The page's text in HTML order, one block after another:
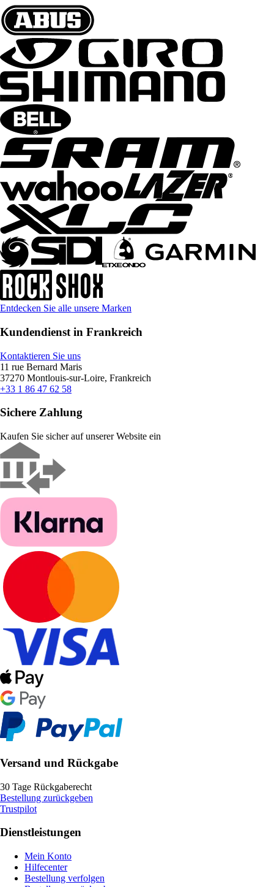
Entdecken Sie alle unsere Marken
Kundendienst in Frankreich
Kontaktieren Sie uns
11 rue Bernard Maris
37270 Montlouis-sur-Loire, Frankreich
+33 1 86 47 62 58
Sichere Zahlung
Kaufen Sie sicher auf unserer Website ein
Versand und Rückgabe
30 Tage Rückgaberecht
Bestellung zurückgeben
Trustpilot
Dienstleistungen
Mein Konto
Hilfecenter
Bestellung verfolgen